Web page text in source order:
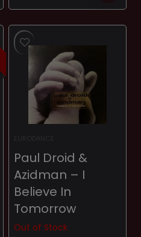
Paul Droid &
Azidman ‎– I
Believe In
Tomorrow
Out of Stock